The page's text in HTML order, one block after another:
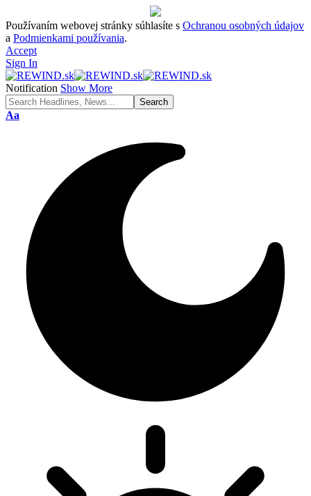
Používaním webovej stránky súhlasíte s Ochranou osobných údajov
a Podmienkami používania.
Accept
Sign In
Notification Show More
Font
Aa